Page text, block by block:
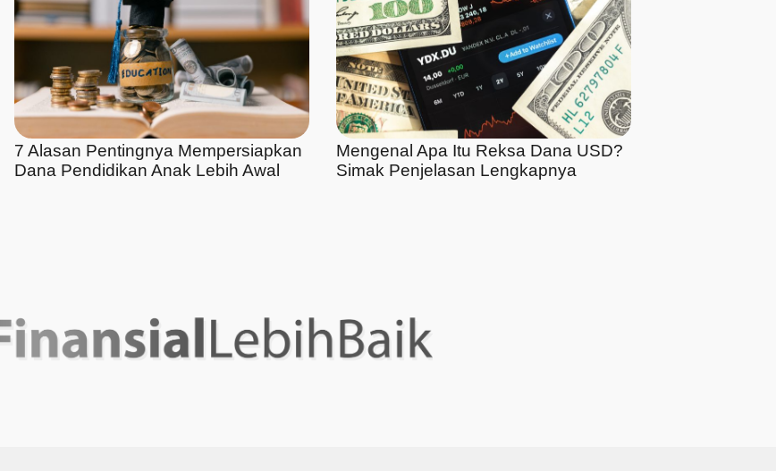
7 Alasan Pentingnya Mempersiapkan
Dana Pendidikan Anak Lebih Awal
Mengenal Apa Itu Reksa Dana USD?
Simak Penjelasan Lengkapnya